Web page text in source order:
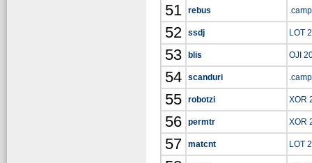
51 rebus
52 ssdj LOT
53 blis OJI
54 scanduri
55 robotzi XOR
56 permtr XOR
57 matcnt LOT